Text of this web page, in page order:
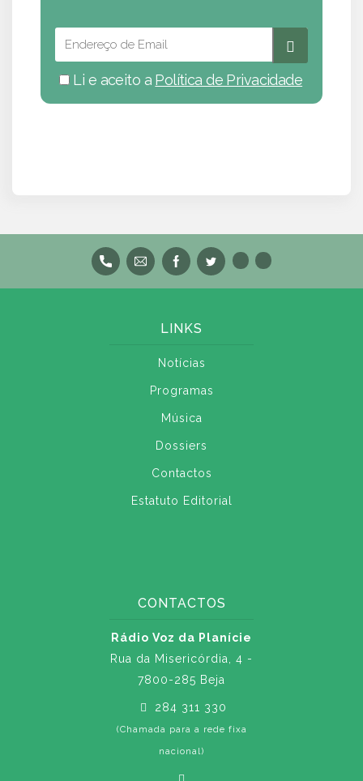
Li e aceito a Política de Privacidade
LINKS
Notícias
Programas
Música
Dossiers
Contactos
Estatuto Editorial
CONTACTOS
Rádio Voz da Planície
Rua da Misericórdia, 4 -
7800-285 Beja
284 311 330
(Chamada para a rede fixa
nacional)